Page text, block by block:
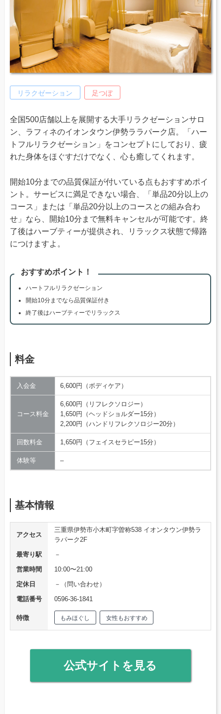
リラクゼーション 足つぼ
全国500店舗以上を展開する大手リラクゼーションサロ
ン、ラフィネのイオンタウン伊勢ララパーク店。「ハー
トフルリラクゼーション」をコンセプトにしており、疲
れた身体をほぐすだけでなく、心も癒してくれます。
開始10分までの品質保証が付いている点もおすすめポイ
ント。サービスに満足できない場合、「単品20分以上の
コース」または「単品20分以上のコースとの組み合わ
せ」なら、開始10分まで無料キャンセルが可能です。終
了後はハーブティーが提供され、リラックス状態で帰路
につけますよ。
おすすめポイント！
ハートフルリラクゼーション
開始10分までなら品質保証付き
終了後はハーブティーでリラックス
料金
入会金 6,600円（ボディケア）
コース料金
6,600円（リフレクソロジー）
1,650円（ヘッドショルダー15分）
2,200円（ハンドリフレクソロジー20分）
回数料金 1,650円（フェイスセラピー15分）
体験等 –
基本情報
アクセス
三重県伊勢市小木町字曽称538 イオンタウン伊勢ラ
ラパーク2F
最寄り駅
－
営業時間
10:00〜21:00
定休日
－（問い合わせ）
電話番号
0596-36-1841
特徴 もみほぐし 女性もおすすめ
公式サイトを見る